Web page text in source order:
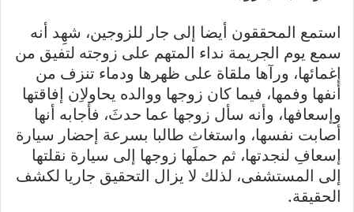
استمع المحققون أيضا إلى جار للزوجين، شهِد أنه
سمع يوم الجريمة نداء المتهم على زوجته لتفيق من
إغمائها، ورآها ملقاة على ظهرها ودماء تنزف من
أنفها وفمها، فيما كان زوجها ووالده يحاولاِن إفاقتها
وإسعافها، وأنه سأل زوجها عما حدثَ، فأجابه أنها
أصابت نفسها، واستغاث طالبا بسرعة إحضار سيارة
إسعافِ لنجدتها، ثم حملَها زوجها إلى سيارة نقلتها
إلى المستشفى، لذلك لا يزال التحقيق جاريا لكشف
الحقيقة.